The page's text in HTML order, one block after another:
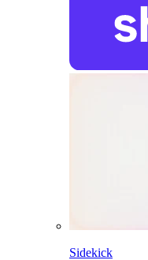
Sidekick